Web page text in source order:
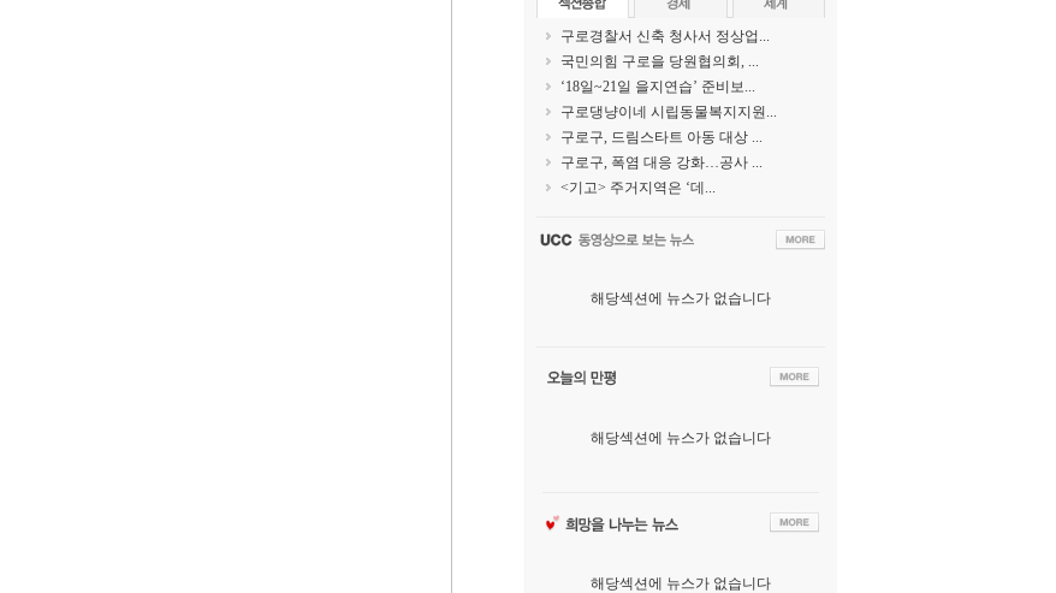
구로경찰서 신축 청사서 정상업...
국민의힘 구로을 당원협의회, ...
‘18일~21일 을지연습’ 준비보...
구로댕냥이네 시립동물복지지원...
구로구, 드림스타트 아동 대상 ...
구로구, 폭염 대응 강화…공사 ...
<기고> 주거지역은 ‘데...
해당섹션에 뉴스가 없습니다
해당섹션에 뉴스가 없습니다
해당섹션에 뉴스가 없습니다